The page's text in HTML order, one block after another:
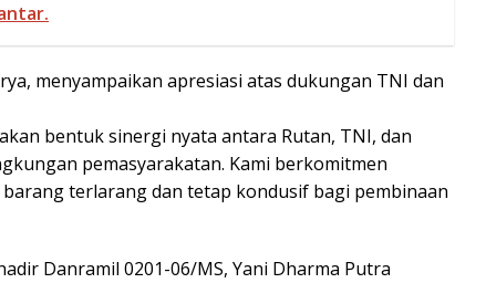
menyampaikan apresiasi atas dukungan TNI dan
bentuk sinergi nyata antara Rutan, TNI, dan
pemasyarakatan. Kami berkomitmen
terlarang dan tetap kondusif bagi pembinaan
Danramil 0201-06/MS, Yani Dharma Putra